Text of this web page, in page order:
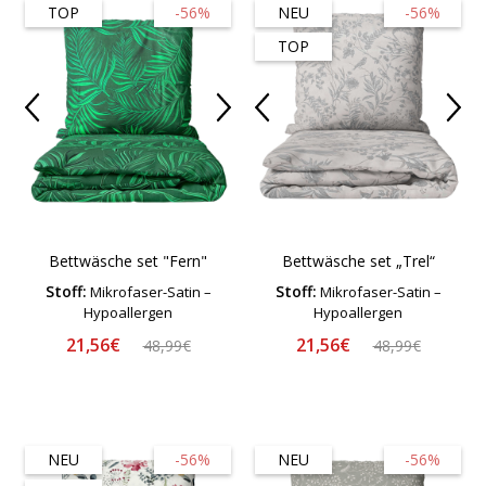
-56%
TOP
Bettwäsche set "Fern"
Stoff: Mikrofaser-Satin –
Hypoallergen
21,56€ 48,99€
-56%
NEU
TOP
Bettwäsche set „Trel“
Stoff: Mikrofaser-Satin –
Hypoallergen
21,56€ 48,99€
-56%
NEU
-56%
NEU